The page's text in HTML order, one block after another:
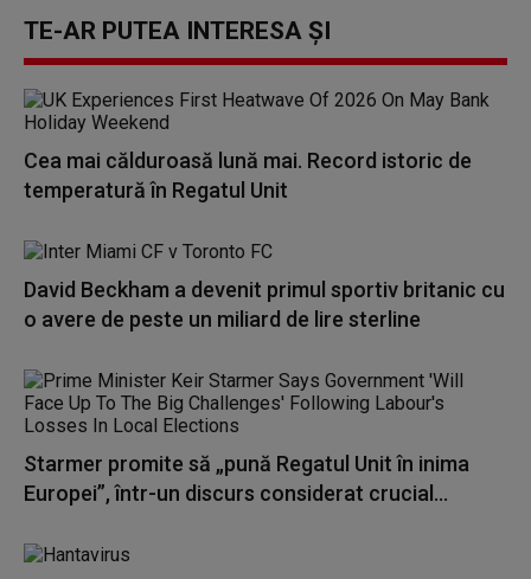
TE-AR PUTEA INTERESA ȘI
Cea mai călduroasă lună mai. Record istoric de
temperatură în Regatul Unit
David Beckham a devenit primul sportiv britanic cu
o avere de peste un miliard de lire sterline
Starmer promite să „pună Regatul Unit în inima
Europei”, într-un discurs considerat crucial...